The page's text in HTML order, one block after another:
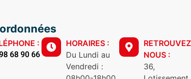
:
68 90 66
HORAIRES :
Du Lundi au
Vendredi :
NOUS :
36,